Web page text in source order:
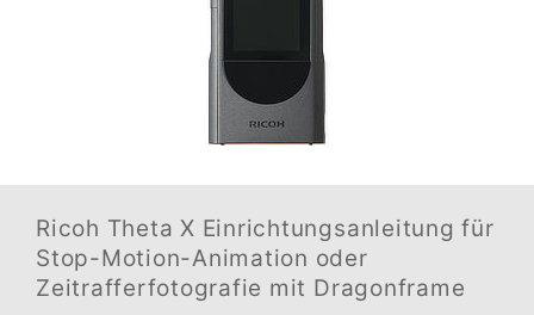
Ricoh Theta X Einrichtungsanleitung für
Stop-Motion-Animation oder
Zeitrafferfotografie mit Dragonframe